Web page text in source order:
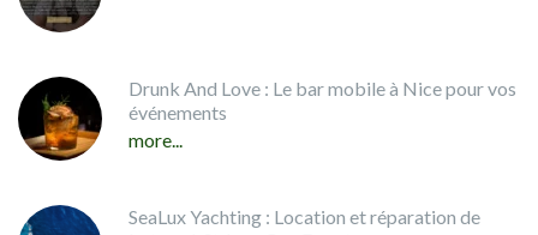
Drunk And Love : Le bar mobile à Nice pour vos
événements
more...
SeaLux Yachting : Location et réparation de